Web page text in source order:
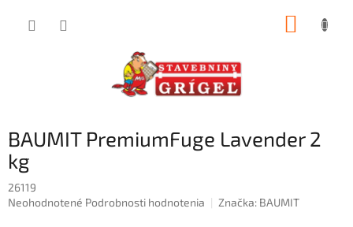
BAUMIT PremiumFuge Lavender 2
kg
26119
Priemerné
Neohodnotené Podrobnosti hodnotenia Značka: BAUMIT